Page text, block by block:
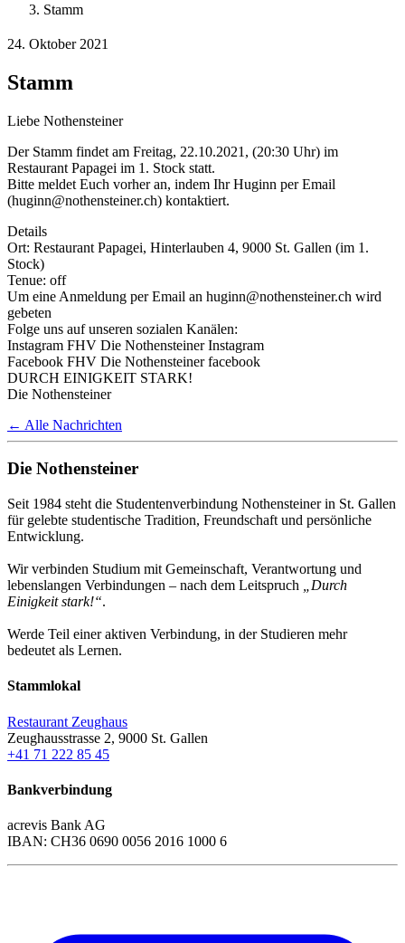
Stamm
24. Oktober 2021
Stamm
Liebe Nothensteiner
Der Stamm findet am Freitag, 22.10.2021, (20:30 Uhr) im
Restaurant Papagei im 1. Stock statt.
Bitte meldet Euch vorher an, indem Ihr Huginn per Email
(huginn@nothensteiner.ch) kontaktiert.
Details
Ort: Restaurant Papagei, Hinterlauben 4, 9000 St. Gallen (im 1.
Stock)
Tenue: off
Um eine Anmeldung per Email an huginn@nothensteiner.ch wird
gebeten
Folge uns auf unseren sozialen Kanälen:
Instagram FHV Die Nothensteiner Instagram
Facebook FHV Die Nothensteiner facebook
DURCH EINIGKEIT STARK!
Die Nothensteiner
← Alle Nachrichten
Die Nothensteiner
Seit 1984 steht die Studentenverbindung Nothensteiner in St. Gallen
für gelebte studentische Tradition, Freundschaft und persönliche
Entwicklung.
Wir verbinden Studium mit Gemeinschaft, Verantwortung und
lebenslangen Verbindungen – nach dem Leitspruch
„Durch
Einigkeit stark!“.
Werde Teil einer aktiven Verbindung, in der Studieren mehr
bedeutet als Lernen.
Stammlokal
Restaurant Zeughaus
Zeughausstrasse 2, 9000 St. Gallen
+41 71 222 85 45
Bankverbindung
acrevis Bank AG
IBAN: CH36 0690 0056 2016 1000 6